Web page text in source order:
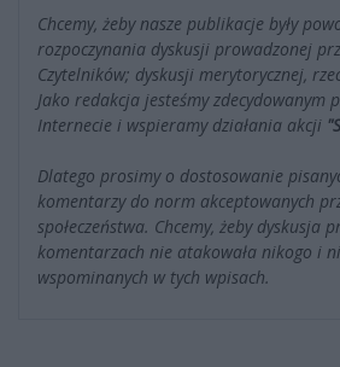
Chcemy, żeby nasze publikacje były
rozpoczynania dyskusji prowadzonej
Czytelników; dyskusji merytorycznej,
Jako redakcja jesteśmy zdecydowanym
Internecie i wspieramy działania akcji
Dlatego prosimy o dostosowanie
komentarzy do norm akceptowanych
społeczeństwa. Chcemy, żeby dyskusja
komentarzach nie atakowała nikogo i
wspominanych w tych wpisach.